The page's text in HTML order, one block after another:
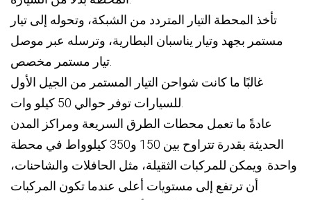
تأخذ المحطة التيار المتردد من الشبكة، وتحوله إلى تيار
مستمر بجهد وتيار يناسبان البطارية، وترسله عبر موصل
غالبًا ما كانت شواحن التيار المستمر من الجيل الأول
عادةً ما تعمل محطات الطرق السريعة ومراكز المدن
الحديثة بقدرة تتراوح بين 150 و350 كيلوواط في محطة
واحدة. ويمكن للمركبات الثقيلة، مثل الحافلات والشاحنات،
أن ترتفع إلى مستويات أعلى عندما تكون المركبات